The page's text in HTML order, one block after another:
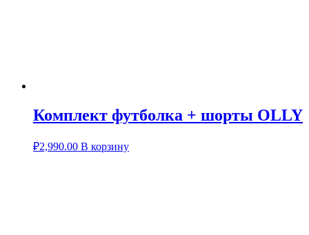
Комплект футболка + шорты OLLY
₽2,990.00 В корзину